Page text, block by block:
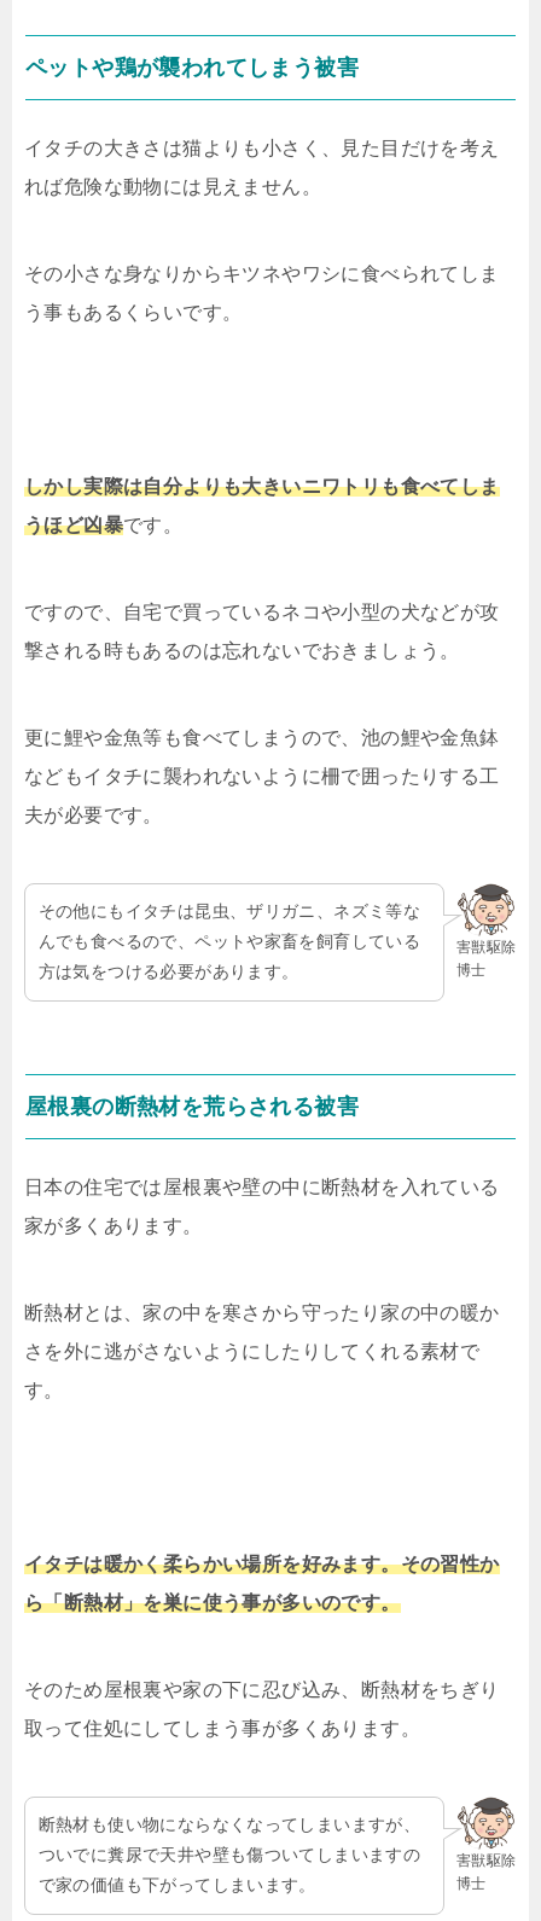
ペットや鶏が襲われてしまう被害
イタチの大きさは猫よりも小さく、見た目だけを考え
れば危険な動物には見えません。
その小さな身なりからキツネやワシに食べられてしま
う事もあるくらいです。
しかし実際は自分よりも大きいニワトリも食べてしま
うほど凶暴です。
ですので、自宅で買っているネコや小型の犬などが攻
撃される時もあるのは忘れないでおきましょう。
更に鯉や金魚等も食べてしまうので、池の鯉や金魚鉢
などもイタチに襲われないように柵で囲ったりする工
夫が必要です。
害獣駆除
博士
その他にもイタチは昆虫、ザリガニ、ネズミ等な
んでも食べるので、ペットや家畜を飼育している
方は気をつける必要があります。
屋根裏の断熱材を荒らされる被害
日本の住宅では屋根裏や壁の中に断熱材を入れている
家が多くあります。
断熱材とは、家の中を寒さから守ったり家の中の暖か
さを外に逃がさないようにしたりしてくれる素材で
す。
イタチは暖かく柔らかい場所を好みます。その習性か
ら「断熱材」を巣に使う事が多いのです。
そのため屋根裏や家の下に忍び込み、断熱材をちぎり
取って住処にしてしまう事が多くあります。
害獣駆除
博士
断熱材も使い物にならなくなってしまいますが、
ついでに糞尿で天井や壁も傷ついてしまいますの
で家の価値も下がってしまいます。